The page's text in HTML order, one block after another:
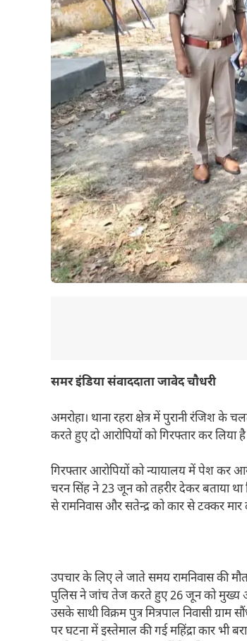
समर इंडिया संवाददाता जावेद चौधरी
अमरोहा। थाना रहरा क्षेत्र में पुरानी रंजिश
करते हुए दो आरोपियों को गिरफ्तार कर लिया
गिरफ्तार आरोपियों को न्यायालय में पेश कर
चरन सिंह ने 23 जून को तहरीर देकर बताया
से रामनिवास और सतेन्द्र को कार से टक्कर
उपचार के लिए ले जाते समय रामनिवास की
पुलिस ने जांच तेज करते हुए 26 जून को मुख्य
उसके साथी विक्रम पुत्र मित्रपाल निवासी
पर घटना में इस्तेमाल की गई महिंद्रा कार भी